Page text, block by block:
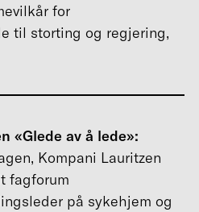
for
til storting og regjering,
«Glede av å lede»:
Kompani Lauritzen
fagforum
på sykehjem og